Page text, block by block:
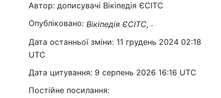
Автор: дописувачі Вікіпедія ЄСІТС
Опубліковано: Вікіпедія ЄСІТС, .
Дата останньої зміни: 11 грудень 2024 02:18
UTC
Дата цитування: 9 серпень 2026 16:16 UTC
Постійне посилання: